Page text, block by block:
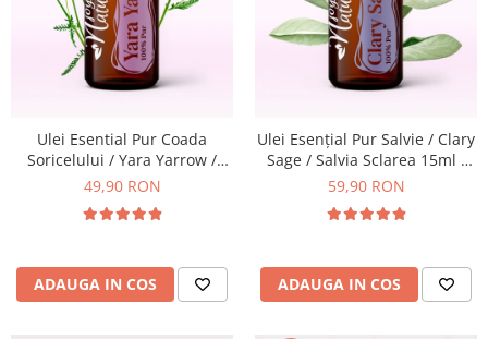
Ulei Esential Pur Coada
Soricelului / Yara Yarrow /
Achillea Millefolium 15ml -
Nature
49,90 RON
ADAUGA IN COS
Ulei Esențial Pur Salvie / Clary
Sage / Salvia Sclarea 15ml -
Aromaterapie Sigura | nJoy
59,90 RON
ADAUGA IN COS